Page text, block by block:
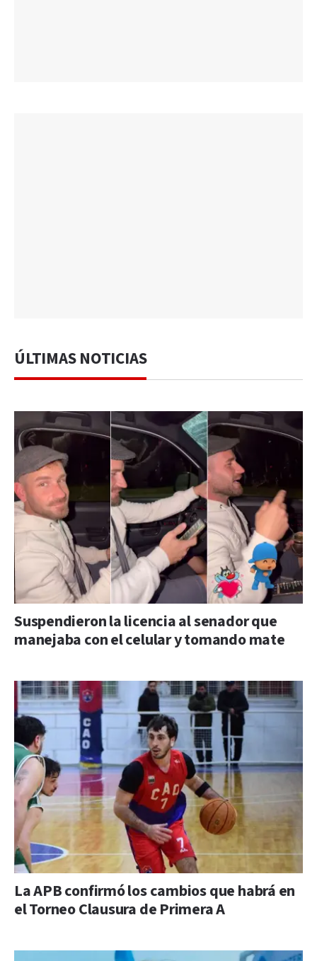
ÚLTIMAS NOTICIAS
Suspendieron la licencia al senador que
manejaba con el celular y tomando mate
La APB confirmó los cambios que habrá en
el Torneo Clausura de Primera A